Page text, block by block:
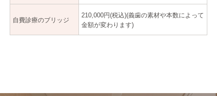
自費診療のブリッジ
210,000円(税込)(義歯の素材や本数によって
金額が変わります)